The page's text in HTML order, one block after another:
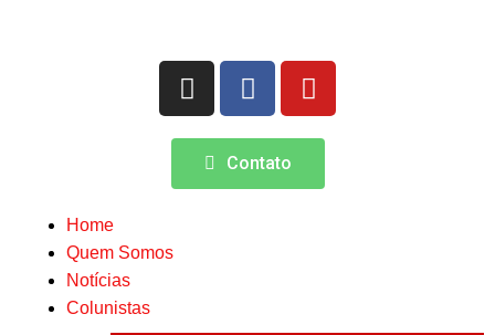
Contato
Home
Quem Somos
Notícias
Colunistas